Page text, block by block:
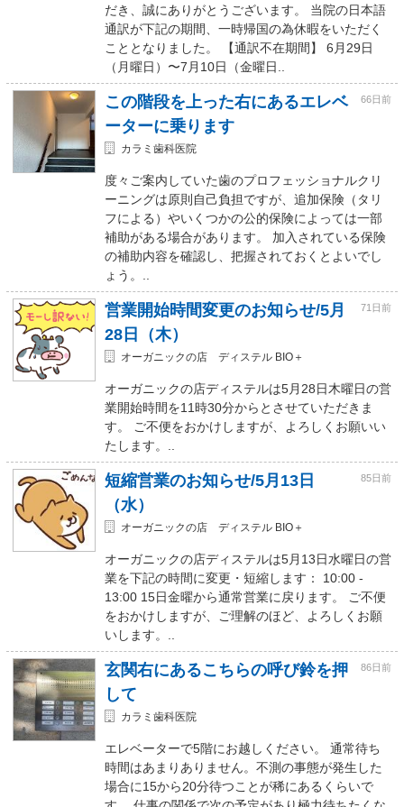
だき、誠にありがとうございます。 当院の日本語
通訳が下記の期間、一時帰国の為休暇をいただく
こととなりました。 【通訳不在期間】 6月29日
（月曜日）〜7月10日（金曜日..
この階段を上った右にあるエレベ
ーターに乗ります
66日前
カラミ歯科医院
度々ご案内していた歯のプロフェッショナルクリ
ーニングは原則自己負担ですが、追加保険（タリ
フによる）やいくつかの公的保険によっては一部
補助がある場合があります。 加入されている保険
の補助内容を確認し、把握されておくとよいでし
ょう。..
営業開始時間変更のお知らせ/5月
28日（木）
71日前
オーガニックの店 ディステル BIO＋
オーガニックの店ディステルは5月28日木曜日の営
業開始時間を11時30分からとさせていただきま
す。 ご不便をおかけしますが、よろしくお願いい
たします。..
短縮営業のお知らせ/5月13日
（水）
85日前
オーガニックの店 ディステル BIO＋
オーガニックの店ディステルは5月13日水曜日の営
業を下記の時間に変更・短縮します： 10:00 -
13:00 15日金曜から通常営業に戻ります。 ご不便
をおかけしますが、ご理解のほど、よろしくお願
いします。..
玄関右にあるこちらの呼び鈴を押
して
86日前
カラミ歯科医院
エレベーターで5階にお越しください。 通常待ち
時間はあまりありません。不測の事態が発生した
場合に15から20分待つことが稀にあるくらいで